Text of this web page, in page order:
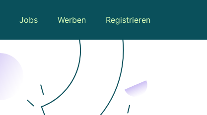
Jobs Werben Registrieren